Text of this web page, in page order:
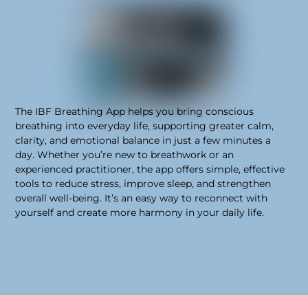
The IBF Breathing App helps you bring conscious
breathing into everyday life, supporting greater calm,
clarity, and emotional balance in just a few minutes a
day. Whether you’re new to breathwork or an
experienced practitioner, the app offers simple, effective
tools to reduce stress, improve sleep, and strengthen
overall well-being. It’s an easy way to reconnect with
yourself and create more harmony in your daily life.